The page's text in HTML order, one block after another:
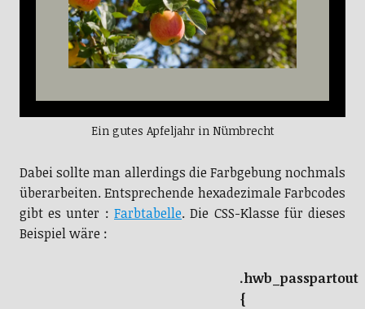
Ein gutes Apfeljahr in Nümbrecht
Dabei sollte man allerdings die Farbgebung nochmals
überarbeiten. Entsprechende hexadezimale Farbcodes
gibt es unter : Farbtabelle. Die CSS-Klasse für dieses
Beispiel wäre :
.hwb_passpartout
{